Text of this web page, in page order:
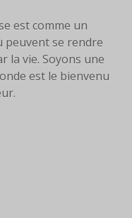
est comme un
peuvent se rendre
la vie. Soyons une
est le bienvenu